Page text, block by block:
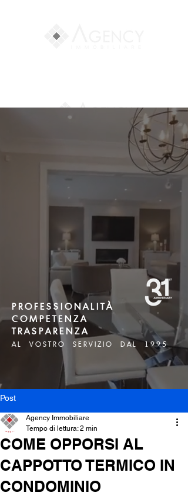
Post
COME OPPORSI AL
CAPPOTTO TERMICO IN
CONDOMINIO
Agency Immobiliare
Tempo di lettura: 2 min
P R O F E S S I O N A L I T À
C O M P E T E N Z A
T R A S P A R E N Z A
A L V O S T R O S E R V I Z I O D A L 1 9 9 5